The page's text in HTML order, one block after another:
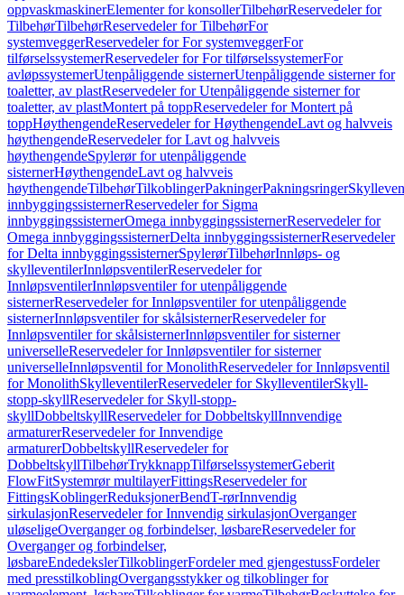
oppvaskmaskinerElementer for konsollerTilbehørReservedeler for
TilbehørTilbehørReservedeler for TilbehørFor
systemveggerReservedeler for For systemveggerFor
tilførselssystemerReservedeler for For tilførselssystemerFor
avløpssystemerUtenpåliggende sisternerUtenpåliggende sisterner for
toaletter, av plastReservedeler for Utenpåliggende sisterner for
toaletter, av plastMontert på toppReservedeler for Montert på
toppHøythengendeReservedeler for HøythengendeLavt og halvveis
høythengendeReservedeler for Lavt og halvveis
høythengendeSpylerør for utenpåliggende
sisternerHøythengendeLavt og halvveis
høythengendeTilbehørTilkoblingerPakningerPakningsringer
innbyggingssisternerReservedeler for Sigma
innbyggingssisternerOmega innbyggingssisternerReservedeler for
Omega innbyggingssisternerDelta innbyggingssisternerReservedeler
for Delta innbyggingssisternerSpylerørTilbehørInnløps- og
skylleventilerInnløpsventilerReservedeler for
InnløpsventilerInnløpsventiler for utenpåliggende
sisternerReservedeler for Innløpsventiler for utenpåliggende
sisternerInnløpsventiler for skålsisternerReservedeler for
Innløpsventiler for skålsisternerInnløpsventiler for sisterner
universelleReservedeler for Innløpsventiler for sisterner
universelleInnløpsventil for MonolithReservedeler for Innløpsventil
for MonolithSkylleventilerReservedeler for SkylleventilerSkyll-
stopp-skyllReservedeler for Skyll-stopp-
skyllDobbeltskyllReservedeler for DobbeltskyllInnvendige
armaturerReservedeler for Innvendige
armaturerDobbeltskyllReservedeler for
DobbeltskyllTilbehørTrykknappTilførselssystemerGeberit
FlowFitSystemrør multilayerFittingsReservedeler for
FittingsKoblingerReduksjonerBendT-rørInnvendig
sirkulasjonReservedeler for Innvendig sirkulasjonOverganger
uløseligeOverganger og forbindelser, løsbareReservedeler for
Overganger og forbindelser,
løsbareEndedekslerTilkoblingerFordeler med gjengestussFordeler
med presstilkoblingOvergangsstykker og tilkoblinger for